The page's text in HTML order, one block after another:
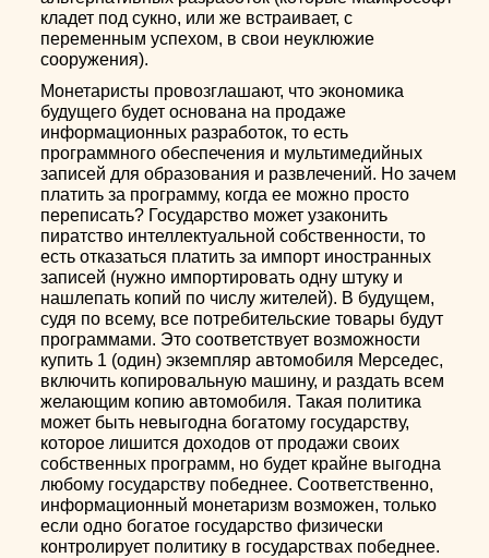
кладет под сукно, или же встраивает, с
переменным успехом, в свои неуклюжие
сооружения).
Монетаристы провозглашают, что экономика
будущего будет основана на продаже
информационных разработок, то есть
программного обеспечения и мультимедийных
записей для образования и развлечений. Но зачем
платить за программу, когда ее можно просто
переписать? Государство может узаконить
пиратство интеллектуальной собственности, то
есть отказаться платить за импорт иностранных
записей (нужно импортировать одну штуку и
нашлепать копий по числу жителей). В будущем,
судя по всему, все потребительские товары будут
программами. Это соответствует возможности
купить 1 (один) экземпляр автомобиля Мерседес,
включить копировальную машину, и раздать всем
желающим копию автомобиля. Такая политика
может быть невыгодна богатому государству,
которое лишится доходов от продажи своих
собственных программ, но будет крайне выгодна
любому государству победнее. Соответственно,
информационный монетаризм возможен, только
если одно богатое государство физически
контролирует политику в государствах победнее.